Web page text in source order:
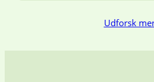
Udforsk